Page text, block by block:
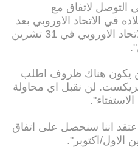
لاتفاق مع
في الاتحاد الاوروبي بعد
46 عاما لكنّه قال "سنغادر الاتحاد الاوروبي في 31 تشرين
لن يكون هناك ظروف اطلب
لن نقبل اي محاولة
اننا سنحصل على اتفاق
اكتوبر".